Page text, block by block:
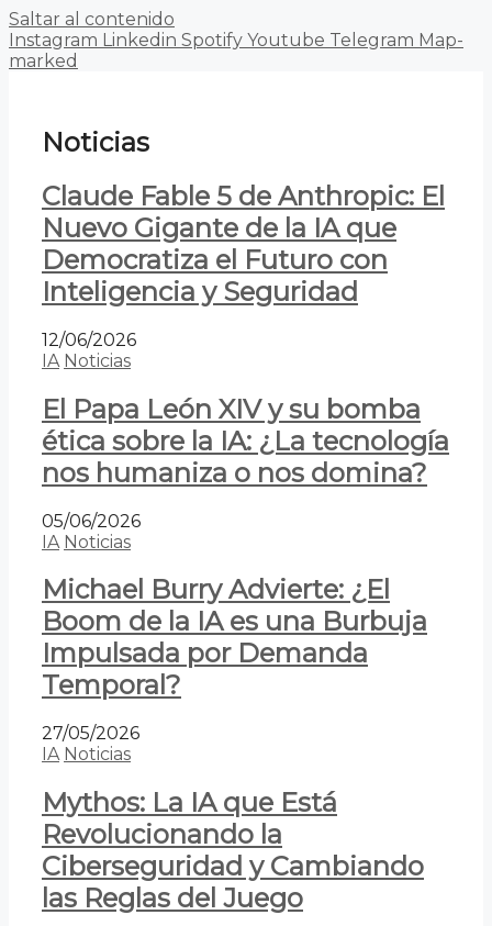
Saltar al contenido
Instagram Linkedin Spotify Youtube Telegram Map-
marked
Noticias
Claude Fable 5 de Anthropic: El
Nuevo Gigante de la IA que
Democratiza el Futuro con
Inteligencia y Seguridad
12/06/2026
IA Noticias
El Papa León XIV y su bomba
ética sobre la IA: ¿La tecnología
nos humaniza o nos domina?
05/06/2026
IA Noticias
Michael Burry Advierte: ¿El
Boom de la IA es una Burbuja
Impulsada por Demanda
Temporal?
27/05/2026
IA Noticias
Mythos: La IA que Está
Revolucionando la
Ciberseguridad y Cambiando
las Reglas del Juego